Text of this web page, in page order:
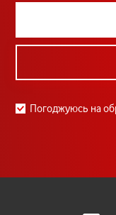
Погоджуюсь на